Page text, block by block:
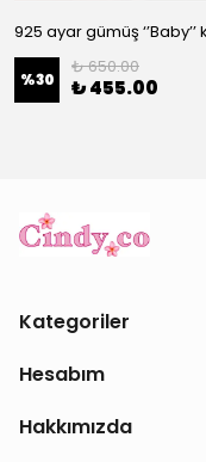
925 ayar gümüş ‘’Baby’’
%30
₺ 650.00
₺ 455.00
Kategoriler
Hesabım
Hakkımızda